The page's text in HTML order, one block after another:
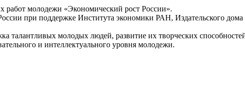
молодежи «Экономический рост России».
при поддержке Института экономики РАН, Издательского дома
талантливых молодых людей, развитие их творческих
и интеллектуального уровня молодежи.